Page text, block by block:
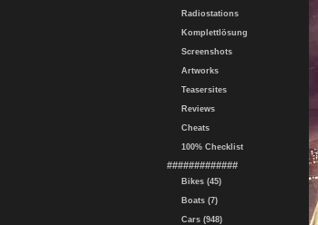
Radiostations
Komplettlösung
Screenshots
Artworks
Teasersites
Reviews
Cheats
100% Checklist
#############
Bikes (45)
Boats (7)
Cars (948)